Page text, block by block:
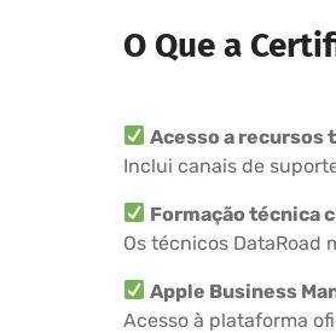
O Que a
Acesso a recursos
Inclui canais de
Formação técnica
Os técnicos DataRoad
Apple Business
Acesso à plataforma